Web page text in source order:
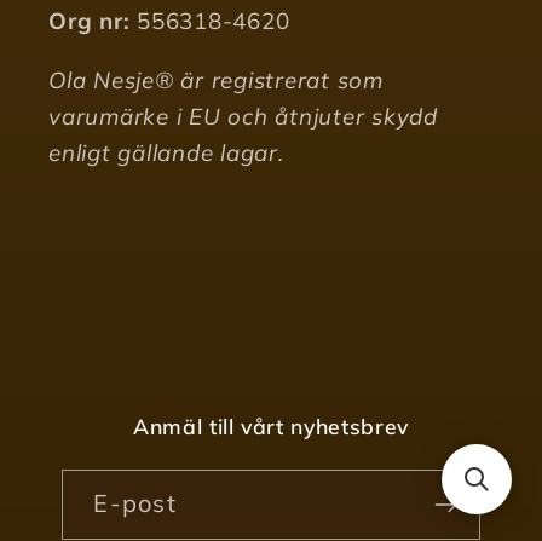
Org nr: 556318-4620
Ola Nesje® är registrerat som
varumärke i EU och åtnjuter skydd
enligt gällande lagar.
Anmäl till vårt nyhetsbrev
E-post